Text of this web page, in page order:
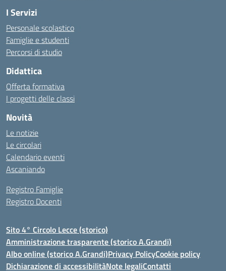
I Servizi
Personale scolastico
Famiglie e studenti
Percorsi di studio
Didattica
Offerta formativa
I progetti delle classi
Novità
Le notizie
Le circolari
Calendario eventi
Ascaniando
Registro Famiglie
Registro Docenti
Sito 4° Circolo Lecce (storico)
Amministrazione trasparente (storico A.Grandi)
Albo online (storico A.Grandi)Privacy PolicyCookie policy
Dichiarazione di accessibilitàNote legaliContatti